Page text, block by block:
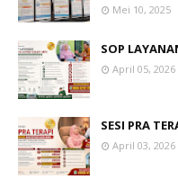
Mei 10, 2025
SOP
April 05, 2026
SESI PRA
April 03, 2026